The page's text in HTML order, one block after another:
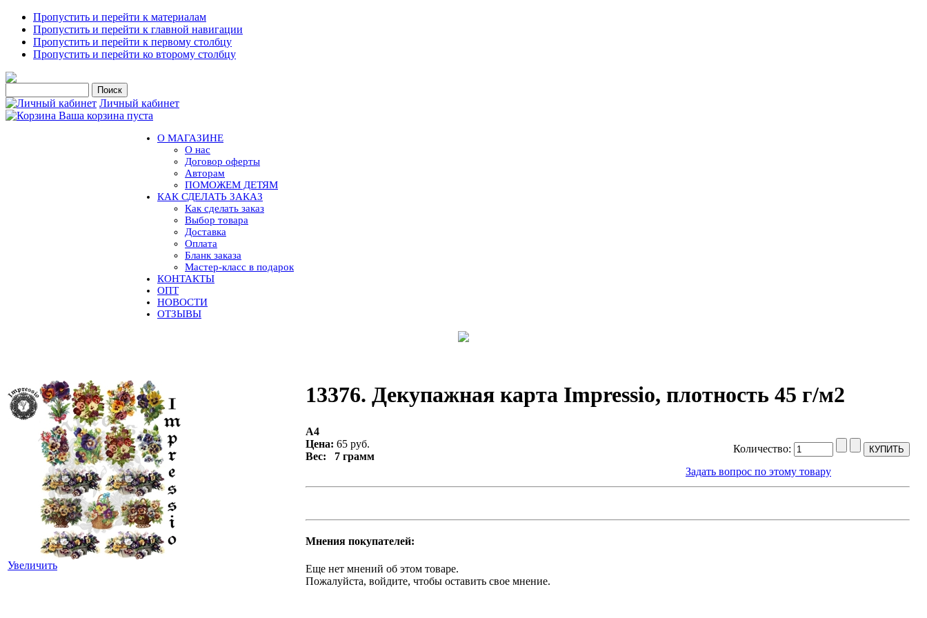
Пропустить и перейти к материалам
Пропустить и перейти к главной навигации
Пропустить и перейти к первому столбцу
Пропустить и перейти ко второму столбцу
Личный кабинет
Ваша корзина пуста
О МАГАЗИНЕ
О нас
Договор оферты
Авторам
ПОМОЖЕМ ДЕТЯМ
КАК СДЕЛАТЬ ЗАКАЗ
Как сделать заказ
Выбор товара
Доставка
Оплата
Бланк заказа
Мастер-класс в подарок
КОНТАКТЫ
ОПТ
НОВОСТИ
ОТЗЫВЫ
Увеличить
13376. Декупажная карта Impressio, плотность 45 г/м2
А4
Цена: 65 руб.
Вес: 7 грамм
Количество:
Задать вопрос по этому товару
Мнения покупателей:
Еще нет мнений об этом товаре.
Пожалуйста, войдите, чтобы оставить свое мнение.